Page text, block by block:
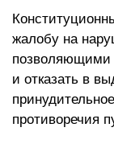
жалобу на
позволяющими
и отказать в
противоречия